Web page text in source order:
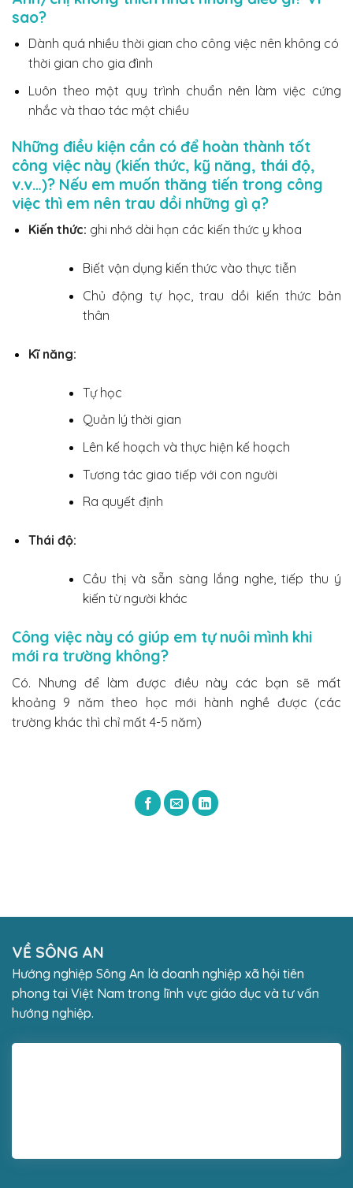
sao?
Dành quá nhiều thời gian cho công việc nên không có
thời gian cho gia đình
Luôn theo một quy trình chuẩn nên làm việc cứng
nhắc và thao tác một chiều
Những điều kiện cần có để hoàn thành tốt
công việc này (kiến thức, kỹ năng, thái độ,
v.v…)? Nếu em muốn thăng tiến trong công
việc thì em nên trau dồi những gì ạ?
Kiến thức: ghi nhớ dài hạn các kiến thức y khoa
Biết vận dụng kiến thức vào thực tiễn
Chủ động tự học, trau dồi kiến thức bản
thân
Kĩ năng:
Tự học
Quản lý thời gian
Lên kế hoạch và thực hiện kế hoạch
Tương tác giao tiếp với con người
Ra quyết định
Thái độ:
Cầu thị và sẵn sàng lắng nghe, tiếp thu ý
kiến từ người khác
Công việc này có giúp em tự nuôi mình khi
mới ra trường không?
Có. Nhưng để làm được điều này các bạn sẽ mất
khoảng 9 năm theo học mới hành nghề được (các
trường khác thì chỉ mất 4-5 năm)
VỀ SÔNG AN
Hướng nghiệp Sông An là doanh nghiệp xã hội tiên
phong tại Việt Nam trong lĩnh vực giáo dục và tư vấn
hướng nghiệp.